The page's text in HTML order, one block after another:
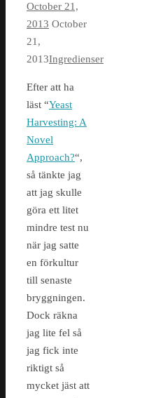
October 21,
2013 October
21,
2013Ingredienser
Efter att ha
läst “Yeast
Harvesting: A
Novel
Approach?“,
så tänkte jag
att jag skulle
göra ett litet
mindre test nu
när jag satte
en förkultur
till senaste
bryggningen.
Dock räkna
jag lite fel så
jag fick inte
riktigt så
mycket jäst att